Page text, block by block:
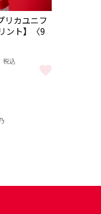
リカユニフ
ント】〈9
税込